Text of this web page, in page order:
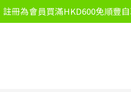
註冊為會員買滿HKD600免順豐